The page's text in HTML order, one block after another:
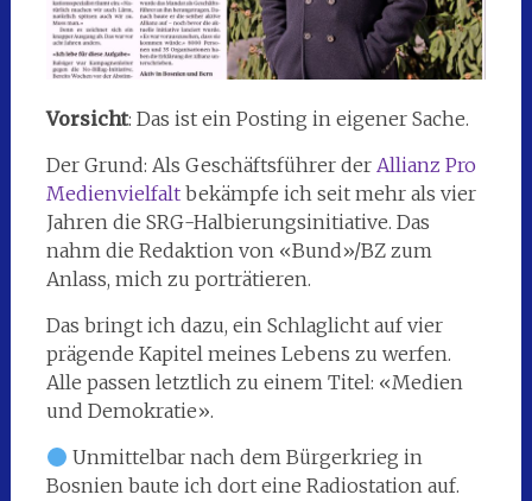
Vorsicht: Das ist ein Posting in eigener Sache.
Der Grund: Als Geschäftsführer der Allianz Pro
Medienvielfaltbekämpfe ich seit mehr als vier
Jahren die SRG-Halbierungsinitiative. Das
nahm die Redaktion von «Bund»/BZ zum
Anlass, mich zu porträtieren.
Das bringt ich dazu, ein Schlaglicht auf vier
prägende Kapitel meines Lebens zu werfen.
Alle passen letztlich zu einem Titel: «Medien
und Demokratie».
Unmittelbar nach dem Bürgerkrieg in
Bosnien baute ich dort eine Radiostation auf.